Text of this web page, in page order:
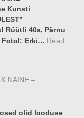
Kunsti
Rüütli 40a, Pärnu
Fotol: Erki… Read
NAINE –
olid looduse